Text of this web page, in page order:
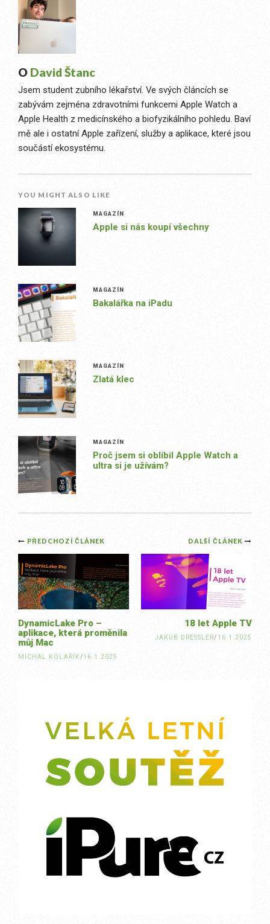
O David Štanc
Jsem student zubního lékařství. Ve svých článcích se
zabývám zejména zdravotními funkcemi Apple Watch a
Apple Health z medicínského a biofyzikálního pohledu. Baví
mě ale i ostatní Apple zařízení, služby a aplikace, které jsou
součástí ekosystému.
YOU MIGHT ALSO LIKE
MAGAZÍN
Apple si nás koupí všechny
MAGAZÍN
Bakalářka na iPadu
MAGAZÍN
Zlatá klec
MAGAZÍN
Proč jsem si oblíbil Apple Watch a
ultra si je užívám?
Post
navigation
DALŠÍ ČLÁNEK
18 let Apple TV
JAKUB DRESSLER/ 16.1.2025
PŘEDCHOZÍ ČLÁNEK
DynamicLake Pro –
aplikace, která proměnila
můj Mac
MICHAL KOLAŘÍK/16.1.2025